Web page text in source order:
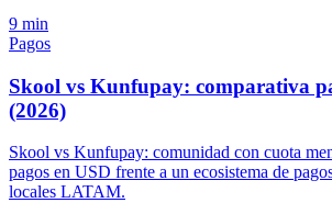
9 min
Pagos
Skool vs Kunfupay: comparativa
(2026)
Skool vs Kunfupay: comunidad con cuota
pagos en USD frente a un ecosistema de
locales LATAM.